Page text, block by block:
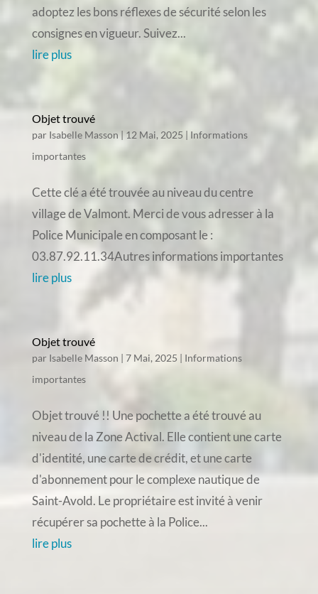
adoptez les bons réflexes de sécurité selon les
consignes en vigueur. Suivez...
lire plus
Objet trouvé
par Isabelle Masson| 12 Mai, 2025 | Informations
importantes
Cette clé a été trouvée au niveau du centre
village de Valmont. Merci de vous adresser à la
Police Municipale en composant le :
03.87.92.11.34Autres informations importantes
lire plus
Objet trouvé
par Isabelle Masson | 7 Mai, 2025 | Informations
importantes
Objet trouvé !! Une pochette a été trouvé au
niveau de la Zone Actival. Elle contient une carte
d'identité, une carte de crédit, et une carte
d'abonnement pour le complexe nautique de
Saint-Avold. Le propriétaire est invité à venir
récupérer sa pochette à la Police...
lire plus